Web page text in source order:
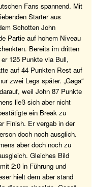
Fans spannend. Mit
Starter aus
Schotten John
Partie auf hohem Niveau
Bereits im dritten
125 Punkte via Bull,
auf 44 Punkten Rest auf
zwei Legs später. „Gaga“
weil John 87 Punkte
ließ sich aber nicht
ein Break zu
Finish. Er vergab in der
doch noch ausglich.
aber doch noch zu
Gleiches Bild
2:0 in Führung und
hielt dem aber stand